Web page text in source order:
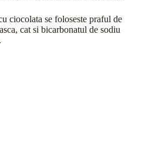
ciocolata se foloseste praful de
cat si bicarbonatul de sodiu